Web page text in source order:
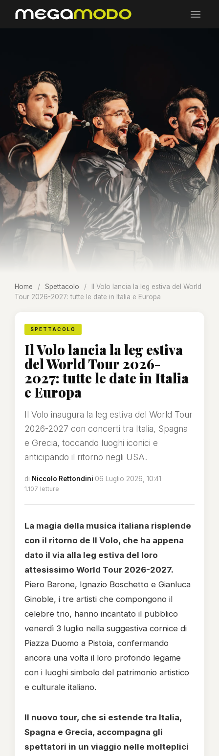
Home / Spettacolo /
Il Volo lancia la leg estiva del World
Tour 2026-2027: tutte le date in Italia e Europa
SPETTACOLO
Il Volo lancia la leg estiva
del World Tour 2026-
2027: tutte le date in Italia
e Europa
Il Volo inaugura la leg estiva del World Tour
2026-2027 con concerti tra Italia, Spagna
e Grecia, toccando luoghi iconici e
anticipando il ritorno negli USA.
di Niccolo Rettondini·06 Luglio 2026, 10:41·
1.107 letture
La magia della musica italiana risplende
con il ritorno de Il Volo, che ha appena
dato il via alla leg estiva del loro
attesissimo World Tour 2026-2027.
Piero Barone, Ignazio Boschetto e Gianluca
Ginoble, i tre artisti che compongono il
celebre trio, hanno incantato il pubblico
venerdì 3 luglio nella suggestiva cornice di
Piazza Duomo a Pistoia, confermando
ancora una volta il loro profondo legame
con i luoghi simbolo del patrimonio artistico
e culturale italiano.
Il nuovo tour, che si estende tra Italia,
Spagna e Grecia, accompagna gli
spettatori in un viaggio nelle molteplici